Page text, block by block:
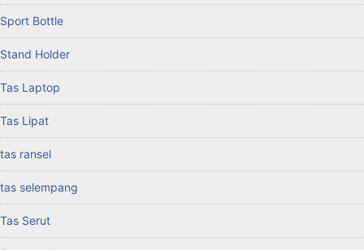
Sport Bottle
Stand Holder
Tas Laptop
Tas Lipat
tas ransel
tas selempang
Tas Serut